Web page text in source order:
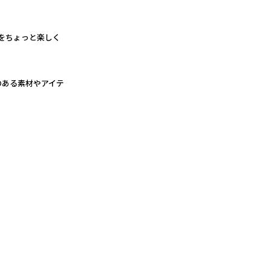
ちょっと楽しく
ある素材やアイテ